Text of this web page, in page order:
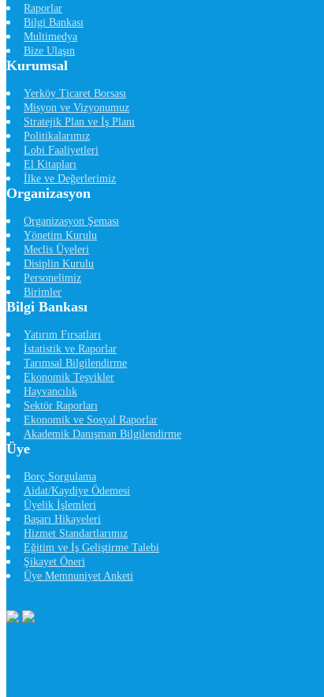
Raporlar
Bilgi Bankası
Multimedya
Bize Ulaşın
Kurumsal
Yerköy Ticaret Borsası
Misyon ve Vizyonumuz
Stratejik Plan ve İş Planı
Politikalarımız
Lobi Faaliyetleri
El Kitapları
İlke ve Değerlerimiz
Organizasyon
Organizasyon Şeması
Yönetim Kurulu
Meclis Üyeleri
Disiplin Kurulu
Personelimiz
Birimler
Bilgi Bankası
Yatırım Fırsatları
İstatistik ve Raporlar
Tarımsal Bilgilendirme
Ekonomik Teşvikler
Hayvancılık
Sektör Raporları
Ekonomik ve Sosyal Raporlar
Akademik Danışman Bilgilendirme
Üye
Borç Sorgulama
Aidat/Kaydiye Ödemesi
Üyelik İşlemleri
Başarı Hikayeleri
Hizmet Standartlarımız
Eğitim ve İş Geliştirme Talebi
Şikayet Öneri
Üye Memnuniyet Anketi